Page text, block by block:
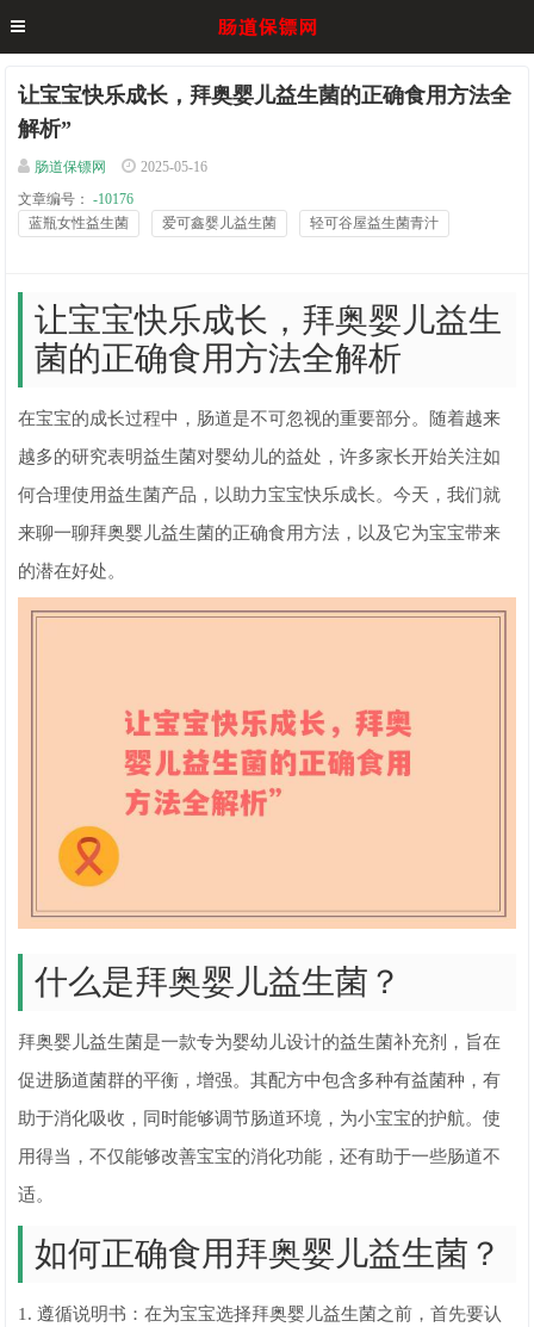
让宝宝快乐成长，拜奥婴儿益生菌的正确食用方法全
解析”
肠道保镖网
2025-05-16
文章编号：
-10176
蓝瓶女性益生菌
爱可鑫婴儿益生菌 轻可谷屋益生菌青汁
让宝宝快乐成长，拜奥婴儿益生
菌的正确食用方法全解析
在宝宝的成长过程中，肠道是不可忽视的重要部分。随着越来
越多的研究表明益生菌对婴幼儿的益处，许多家长开始关注如
何合理使用益生菌产品，以助力宝宝快乐成长。今天，我们就
来聊一聊拜奥婴儿益生菌的正确食用方法，以及它为宝宝带来
的潜在好处。
什么是拜奥婴儿益生菌？
拜奥婴儿益生菌是一款专为婴幼儿设计的益生菌补充剂，旨在
促进肠道菌群的平衡，增强。其配方中包含多种有益菌种，有
助于消化吸收，同时能够调节肠道环境，为小宝宝的护航。使
用得当，不仅能够改善宝宝的消化功能，还有助于一些肠道不
适。
如何正确食用拜奥婴儿益生菌？
1. 遵循说明书：在为宝宝选择拜奥婴儿益生菌之前，首先要认